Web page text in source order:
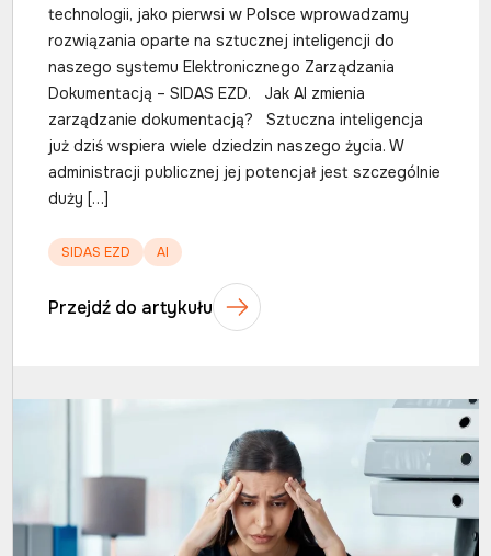
technologii, jako pierwsi w Polsce wprowadzamy
rozwiązania oparte na sztucznej inteligencji do
naszego systemu Elektronicznego Zarządzania
Dokumentacją – SIDAS EZD. Jak AI zmienia
zarządzanie dokumentacją? Sztuczna inteligencja
już dziś wspiera wiele dziedzin naszego życia. W
administracji publicznej jej potencjał jest szczególnie
duży […]
SIDAS EZD AI
Przejdź do artykułu